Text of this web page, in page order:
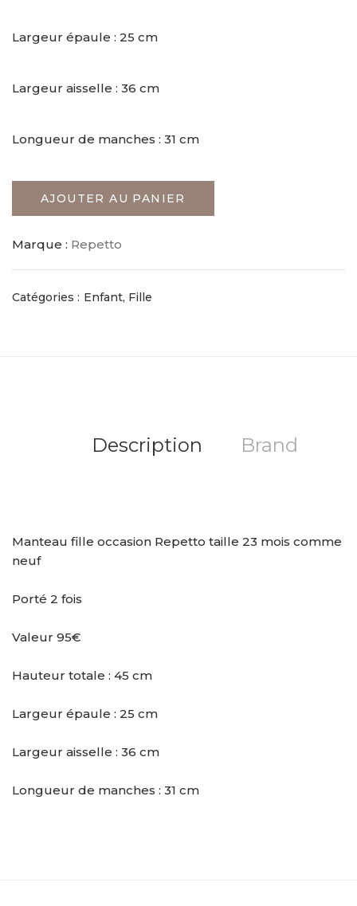
Largeur épaule : 25 cm
Largeur aisselle : 36 cm
Longueur de manches : 31 cm
AJOUTER AU PANIER
Marque : Repetto
Catégories : Enfant, Fille
Description Brand
Manteau fille occasion Repetto taille 23 mois comme
neuf
Porté 2 fois
Valeur 95€
Hauteur totale : 45 cm
Largeur épaule : 25 cm
Largeur aisselle : 36 cm
Longueur de manches : 31 cm